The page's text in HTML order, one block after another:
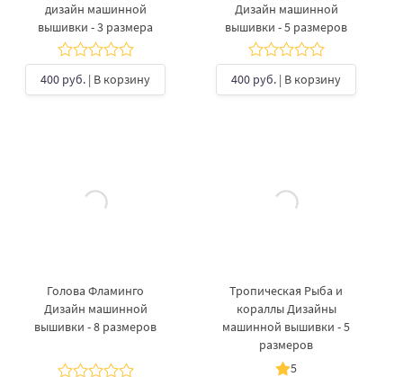
дизайн машинной
вышивки - 3 размера
400 руб. | В корзину
Дизайн машинной
вышивки - 5 размеров
400 руб. | В корзину
Голова Фламинго
Дизайн машинной
вышивки - 8 размеров
Тропическая Рыба и
кораллы Дизайны
машинной вышивки - 5
размеров
5